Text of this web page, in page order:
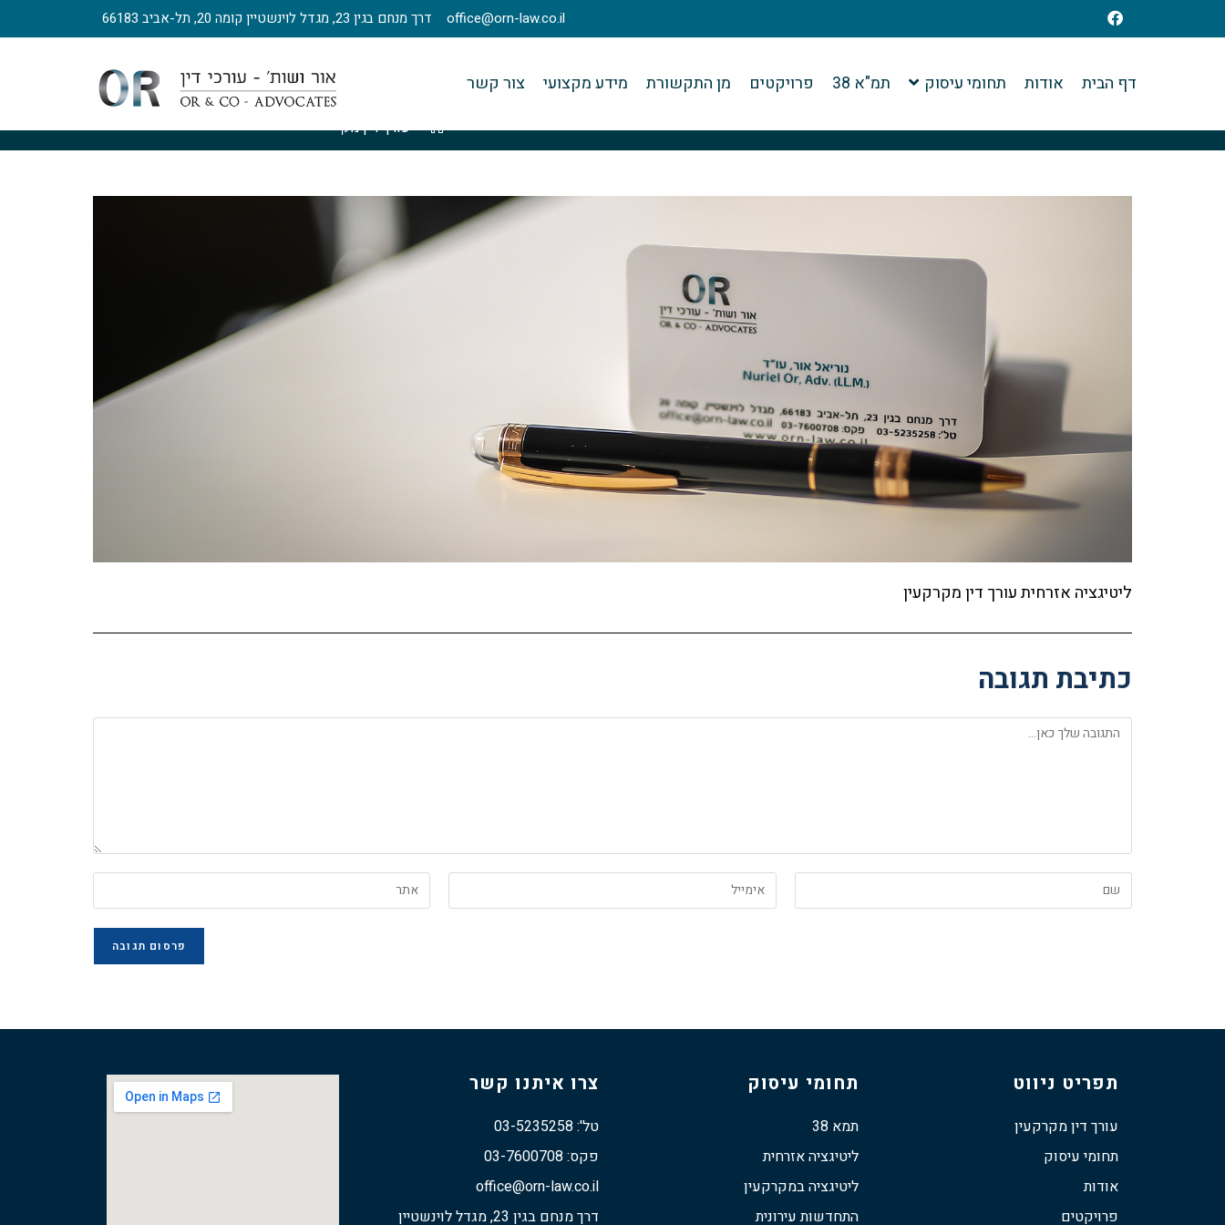
office@orn-law.co.il דרך מנחם בגין 23, מגדל לוינשטיין קומה 20, תל-אביב 66183
דף הבית אודות תחומי עיסוק תמ"א 38 פרויקטים מן התקשורת מידע מקצועי צור קשר
> עורך דין מקרקעין >
slide3
ליטיגציה אזרחית עורך דין מקרקעין
כתיבת תגובה
תפריט ניווט
עורך דין מקרקעין
תחומי עיסוק
אודות
פרויקטים
תחומי עיסוק
תמא 38
ליטיגציה אזרחית
ליטיגציה במקרקעין
התחדשות עירונית
צרו איתנו קשר
טל': 03-5235258
פקס: 03-7600708
office@orn-law.co.il
דרך מנחם בגין 23, מגדל לוינשטיין